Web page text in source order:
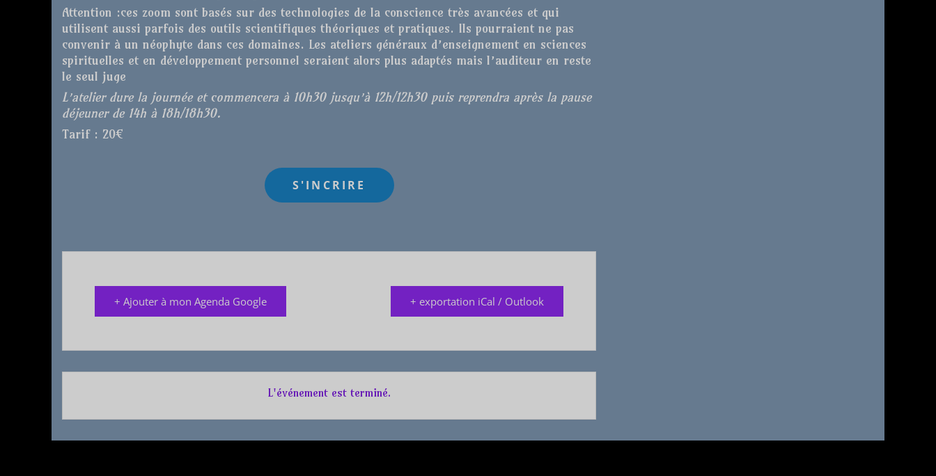
Attention :ces zoom sont basés sur des technologies de la conscience très avancées et qui
utilisent aussi parfois des outils scientifiques théoriques et pratiques. Ils pourraient ne pas
convenir à un néophyte dans ces domaines. Les ateliers généraux d’enseignement en sciences
spirituelles et en développement personnel seraient alors plus adaptés mais l’auditeur en reste
le seul juge
L’atelier dure la journée et commencera à 10h30 jusqu’à 12h/12h30 puis reprendra après la pause
déjeuner de 14h à 18h/18h30.
Tarif : 20€
+ Ajouter à mon Agenda Google + exportation iCal / Outlook
L'événement est terminé.